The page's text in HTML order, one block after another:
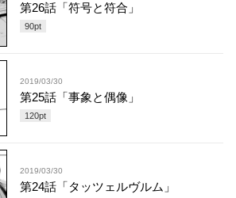
第26話「符号と符合」
90pt
2019/03/30
第25話「事象と偶像」
120pt
2019/03/30
第24話「タッツェルヴルム」